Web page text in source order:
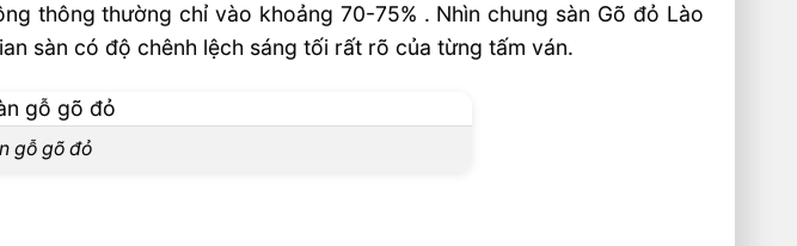
thông thường chỉ vào khoảng 70-75% . Nhìn chung sàn Gõ đỏ Lào
sàn có độ chênh lệch sáng tối rất rõ của từng tấm ván.
gỗ gõ đỏ